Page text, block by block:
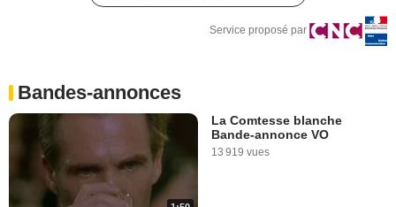
Service proposé par
Bandes-annonces
La Comtesse blanche
Bande-annonce VO
13 919 vues